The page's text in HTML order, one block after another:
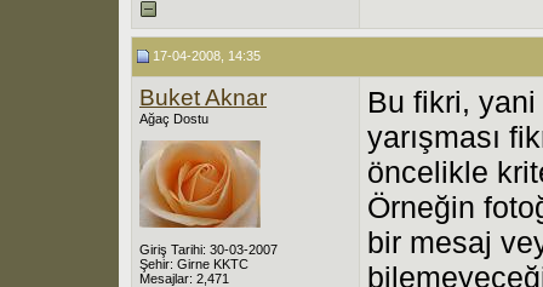
17-04-2008, 14:35
Buket Aknar
Ağaç Dostu
Giriş Tarihi: 30-03-2007
Şehir: Girne KKTC
Mesajlar: 2,471
Bu fikri,
yarışması
öncelikle
Örneğin
bir mesaj